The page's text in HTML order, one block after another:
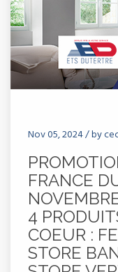
Nov 05, 2024 /by
FRANCE
4
COEUR :
STORE